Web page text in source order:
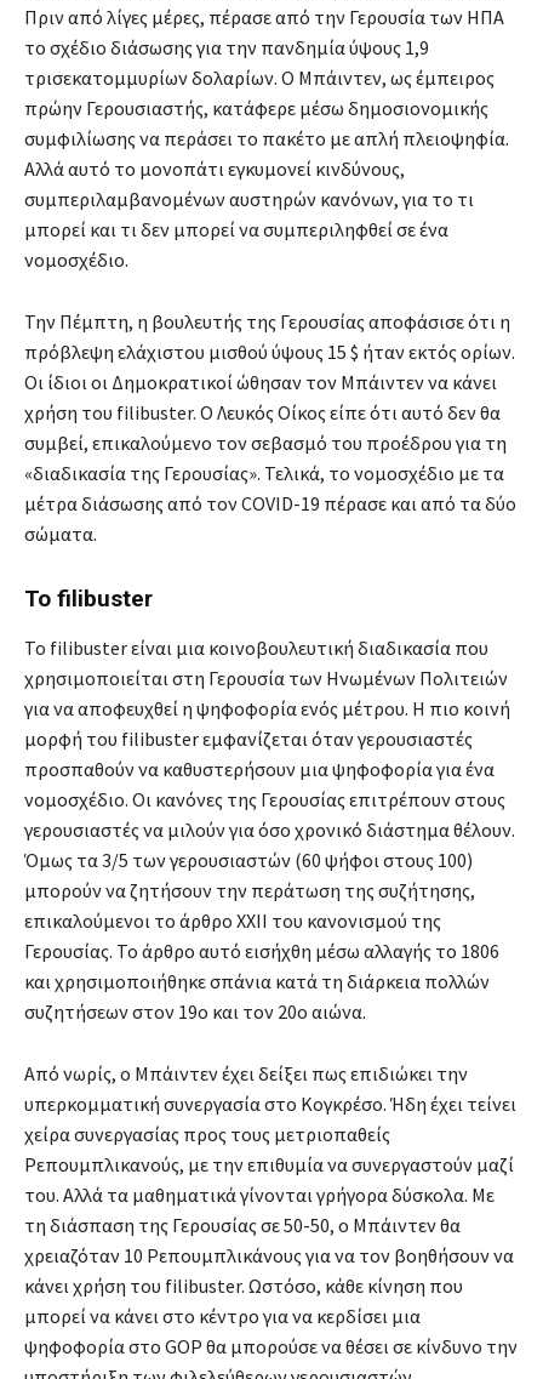
Πριν από λίγες μέρες, πέρασε από την Γερουσία των ΗΠΑ
το σχέδιο διάσωσης για την πανδημία ύψους 1,9
τρισεκατομμυρίων δολαρίων. Ο Μπάιντεν, ως έμπειρος
πρώην Γερουσιαστής, κατάφερε μέσω δημοσιονομικής
συμφιλίωσης να περάσει το πακέτο με απλή πλειοψηφία.
Αλλά αυτό το μονοπάτι εγκυμονεί κινδύνους,
συμπεριλαμβανομένων αυστηρών κανόνων, για το τι
μπορεί και τι δεν μπορεί να συμπεριληφθεί σε ένα
νομοσχέδιο.
Την Πέμπτη, η βουλευτής της Γερουσίας αποφάσισε ότι η
πρόβλεψη ελάχιστου μισθού ύψους 15 $ ήταν εκτός ορίων.
Οι ίδιοι οι Δημοκρατικοί ώθησαν τον Μπάιντεν να κάνει
χρήση του filibuster. Ο Λευκός Οίκος είπε ότι αυτό δεν θα
συμβεί, επικαλούμενο τον σεβασμό του προέδρου για τη
«διαδικασία της Γερουσίας». Τελικά, το νομοσχέδιο με τα
μέτρα διάσωσης από τον COVID-19 πέρασε και από τα δύο
σώματα.
Το filibuster
Το filibuster είναι μια κοινοβουλευτική διαδικασία που
χρησιμοποιείται στη Γερουσία των Ηνωμένων Πολιτειών
για να αποφευχθεί η ψηφοφορία ενός μέτρου. Η πιο κοινή
μορφή του filibuster εμφανίζεται όταν γερουσιαστές
προσπαθούν να καθυστερήσουν μια ψηφοφορία για ένα
νομοσχέδιο. Οι κανόνες της Γερουσίας επιτρέπουν στους
γερουσιαστές να μιλούν για όσο χρονικό διάστημα θέλουν.
Όμως τα 3/5 των γερουσιαστών (60 ψήφοι στους 100)
μπορούν να ζητήσουν την περάτωση της συζήτησης,
επικαλούμενοι το άρθρο XXII του κανονισμού της
Γερουσίας. Το άρθρο αυτό εισήχθη μέσω αλλαγής το 1806
και χρησιμοποιήθηκε σπάνια κατά τη διάρκεια πολλών
συζητήσεων στον 19ο και τον 20ο αιώνα.
Από νωρίς, ο Μπάιντεν έχει δείξει πως επιδιώκει την
υπερκομματική συνεργασία στο Κογκρέσο. Ήδη έχει τείνει
χείρα συνεργασίας προς τους μετριοπαθείς
Ρεπουμπλικανούς, με την επιθυμία να συνεργαστούν μαζί
του. Αλλά τα μαθηματικά γίνονται γρήγορα δύσκολα. Με
τη διάσπαση της Γερουσίας σε 50-50, ο Μπάιντεν θα
χρειαζόταν 10 Ρεπουμπλικάνους για να τον βοηθήσουν να
κάνει χρήση του filibuster. Ωστόσο, κάθε κίνηση που
μπορεί να κάνει στο κέντρο για να κερδίσει μια
ψηφοφορία στο GOP θα μπορούσε να θέσει σε κίνδυνο την